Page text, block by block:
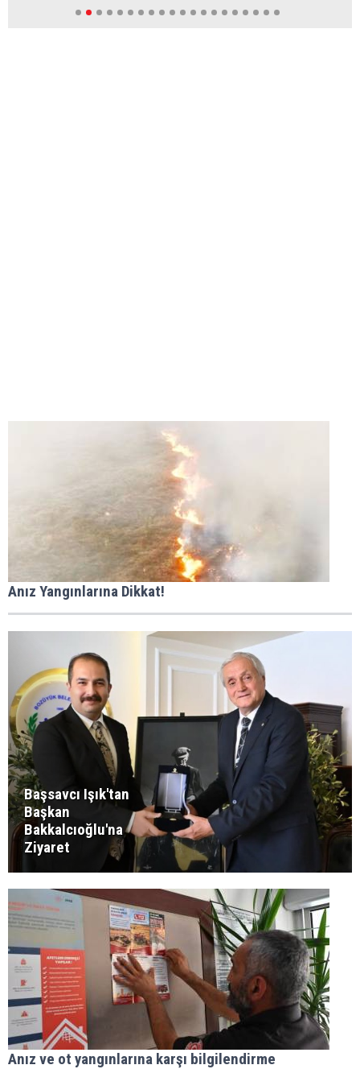
Anız Yangınlarına Dikkat!
Başsavcı Işık'tan
Başkan
Bakkalcıoğlu'na
Ziyaret
Anız ve ot yangınlarına karşı bilgilendirme